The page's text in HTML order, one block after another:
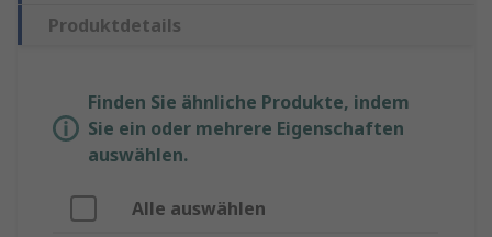
Produktdetails
Finden Sie ähnliche Produkte, indem
Sie ein oder mehrere Eigenschaften
auswählen.
Alle auswählen